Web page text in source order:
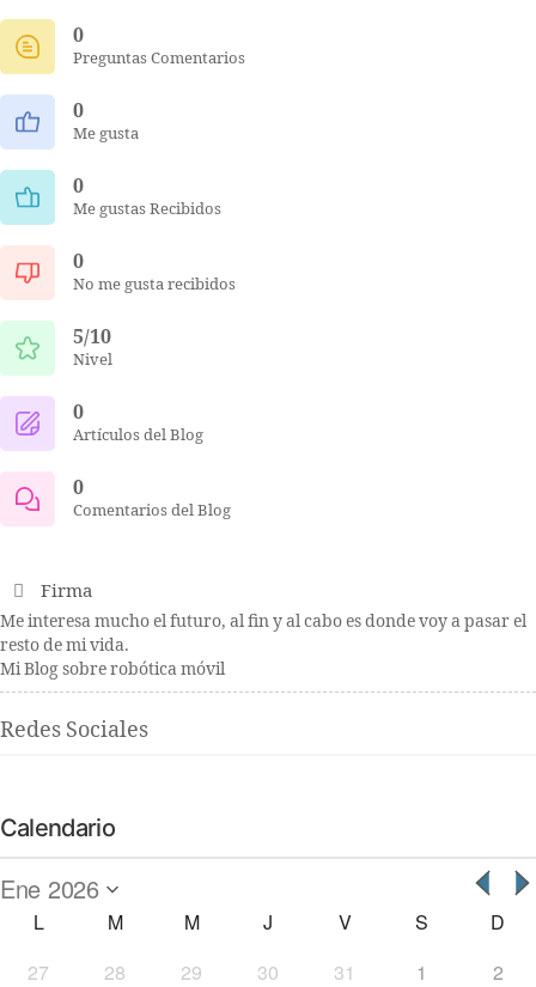
0
Preguntas Comentarios
0
Me gusta
0
Me gustas Recibidos
0
No me gusta recibidos
5/10
Nivel
0
Artículos del Blog
0
Comentarios del Blog
Firma
Me interesa mucho el futuro, al fin y al cabo es donde voy a pasar el
resto de mi vida.
Mi Blog sobre robótica móvil
Redes Sociales
Calendario
L M M J V S
D
27
28 29 30 31 1 2